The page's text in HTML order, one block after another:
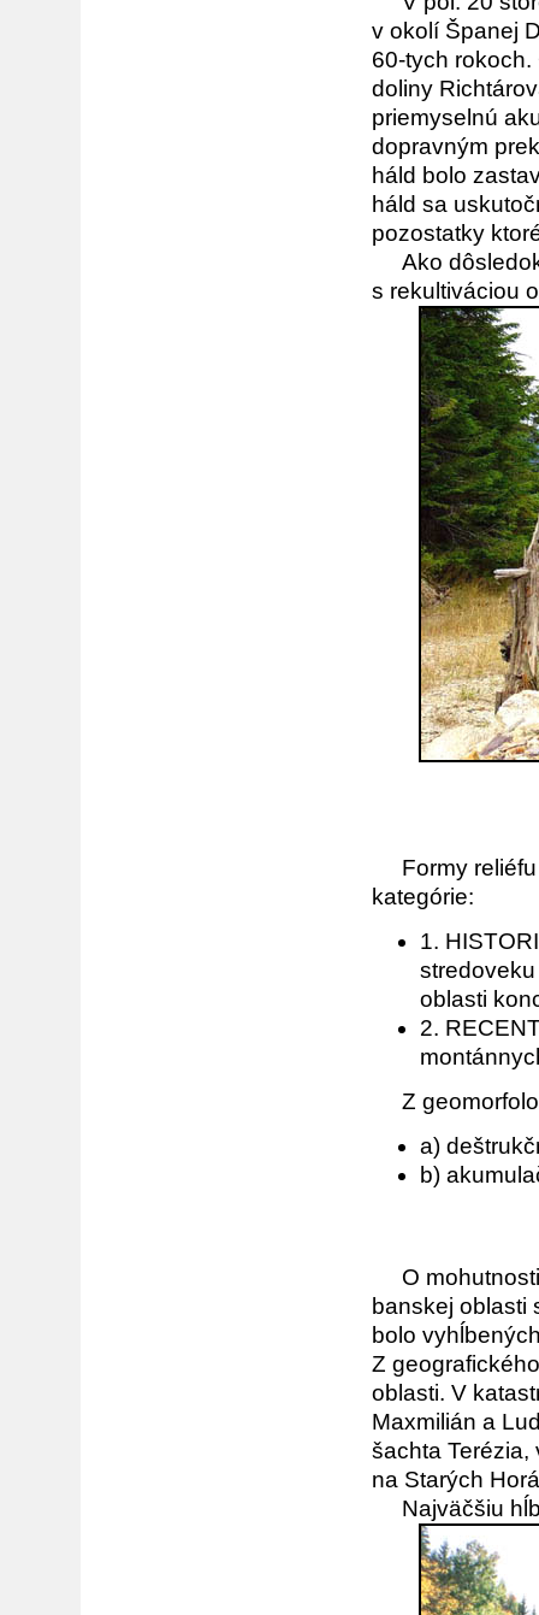
v okolí Španej
60-tych
doliny
priemyselnú
dopravným
háld bolo
háld sa
pozostatky
Ako dôsledok
s rekultiváciou
Formy reliéfu
kategórie:
1.
oblasti
2.
Z
a)
b)
O mohutnosti
banskej oblasti
bolo
Z
oblasti. V
Maxmilián a
šachta Terézia,
na Starých
Najväčšiu